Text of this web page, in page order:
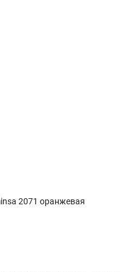
2071 оранжевая